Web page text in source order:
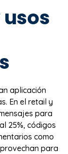
aplicación
En el retail y
para
25%, códigos
como
para